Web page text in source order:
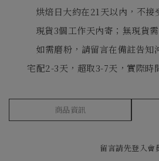
烘焙日大約在21天以內，不接
現貨3個工作天內寄；無現貨
如需磨粉，請留言在備註告知
宅配2-3天，超取3-7天，實際時
商品資訊
留言請先登入會